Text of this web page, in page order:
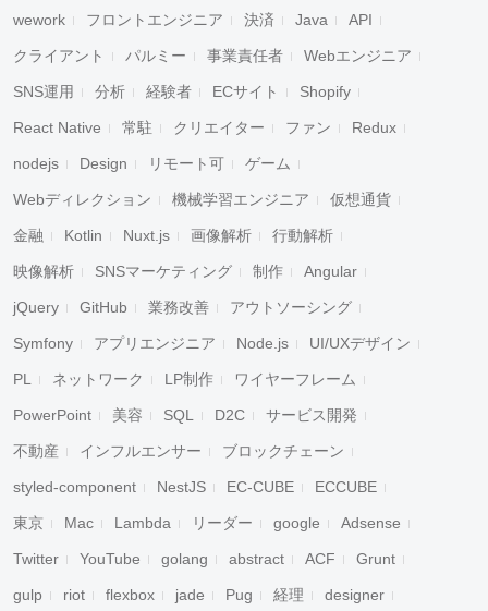
wework フロントエンジニア 決済 Java API
クライアント パルミー 事業責任者 Webエンジニア
SNS運用 分析 経験者 ECサイト Shopify
React Native 常駐 クリエイター ファン Redux
nodejs Design リモート可 ゲーム
Webディレクション 機械学習エンジニア 仮想通貨
金融 Kotlin Nuxt.js 画像解析 行動解析
映像解析 SNSマーケティング 制作 Angular
jQuery GitHub 業務改善 アウトソーシング
Symfony アプリエンジニア Node.js UI/UXデザイン
PL ネットワーク LP制作 ワイヤーフレーム
PowerPoint 美容 SQL D2C サービス開発
不動産 インフルエンサー ブロックチェーン
styled-component NestJS EC-CUBE ECCUBE
東京 Mac Lambda リーダー google Adsense
Twitter YouTube golang abstract ACF Grunt
gulp riot flexbox jade Pug 経理 designer